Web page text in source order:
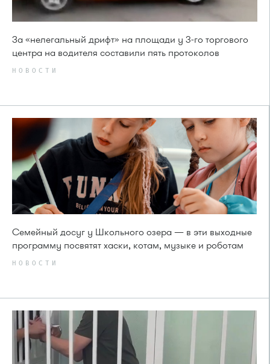
За «нелегальный дрифт» на площади у 3-го торгового
центра на водителя составили пять протоколов
НОВОСТИ
Семейный досуг у Школьного озера — в эти выходные
программу посвятят хаски, котам, музыке и роботам
НОВОСТИ